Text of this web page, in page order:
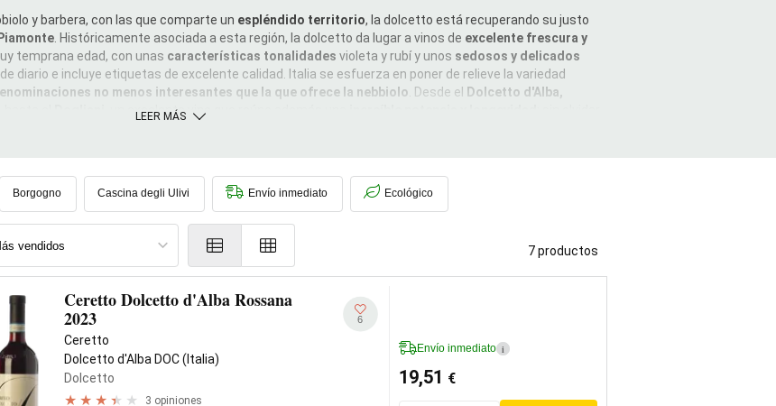
y barbera, con las que comparte un espléndido territorio, la dolcetto está recuperando su justo
. Históricamente asociada a esta región, la dolcetto da lugar a vinos de excelente frescura y
temprana edad, con unas características tonalidades violeta y rubí y unos sedosos y delicados
diario e incluye etiquetas de excelente calidad. Italia se esfuerza en poner de relieve la variedad
no menos interesantes que la que ofrece la nebbiolo . Desde el
Dolcetto d'Alba,
, un excelente vino que reúne además una
y es la base también de algunos rosados. Sin menospreciar los
dolcettos de añada, fáciles y
que atesoran unasabia evolución en madera,fruto de la larga tradición en la crianza de vinos de
LEER MÁS
Borgogno Cascina degli Ulivi Envío inmediato Ecológico
7 productos
Ceretto Dolcetto d'Alba Rossana
2023
Ceretto
Dolcetto d'Alba DOC (Italia)
Dolcetto
3 opiniones
6
Envío inmediato i
19,51 €